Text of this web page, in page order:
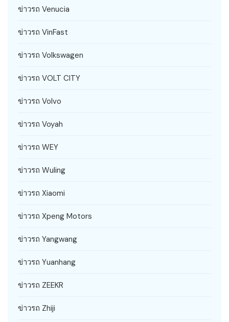
ข่าวรถ Venucia
ข่าวรถ VinFast
ข่าวรถ Volkswagen
ข่าวรถ VOLT CITY
ข่าวรถ Volvo
ข่าวรถ Voyah
ข่าวรถ WEY
ข่าวรถ Wuling
ข่าวรถ Xiaomi
ข่าวรถ Xpeng Motors
ข่าวรถ Yangwang
ข่าวรถ Yuanhang
ข่าวรถ ZEEKR
ข่าวรถ Zhiji